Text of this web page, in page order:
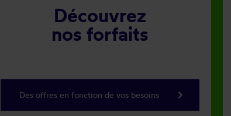
Découvrez
nos forfaits
Des offres en fonction de vos besoins keyboard_arrow_right